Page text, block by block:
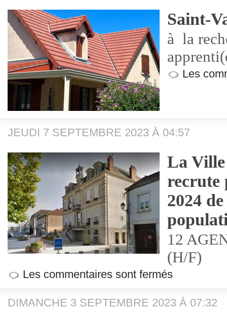
Saint-
à la
Les
JEUDI 7 SEPTEMBRE 2023 À 04:57
La
recrute
2024
12
(H/F)
Les commentaires sont fermés
DIMANCHE 3 SEPTEMBRE 2023 À 07:32